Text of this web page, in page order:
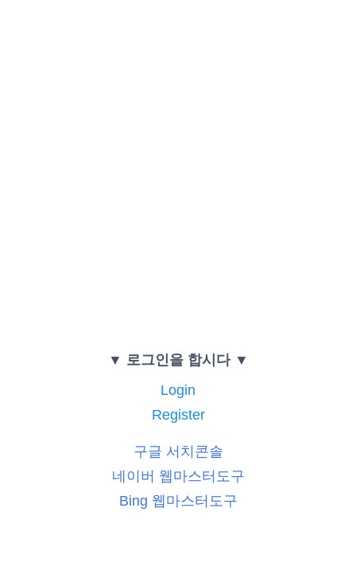
▼ 로그인을 합시다 ▼
Login
Register
구글 서치콘솔
네이버 웹마스터도구
Bing 웹마스터도구